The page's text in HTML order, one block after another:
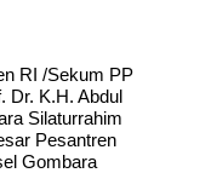
RI /Sekum PP
Dr. K.H. Abdul
Silaturrahim
Pesantren
Gombara